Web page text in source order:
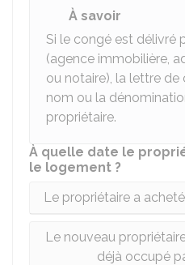
À savoir
Si le congé est délivré
(agence immobilière,
ou notaire), la lettre
nom ou la
propriétaire.
À quelle date le
le logement ?
Le propriétaire a
Le nouveau
déjà occupé